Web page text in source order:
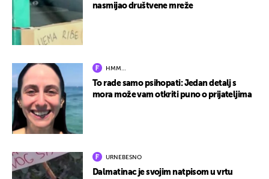
nasmijao društvene mreže
HMM…
To rade samo psihopati: Jedan detalj s
mora može vam otkriti puno o prijateljima
URNEBESNO
Dalmatinac je svojim natpisom u vrtu